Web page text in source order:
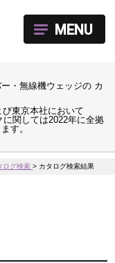
・無線機ウェッジの カ
東京本社において
関しては2022年に全拠
す。
MENU
ログ検索> カタログ検索結果